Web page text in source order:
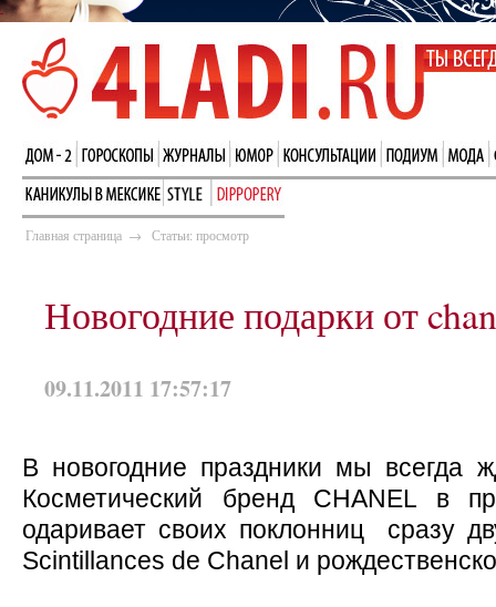
Главная страница → Статьи: просмотр
Новогодние подарки от
09.11.2011 17:57:17
В новогодние праздники мы всегда
Косметический бренд CHANEL в
одаривает своих поклонниц сразу
Scintillances de Chanel и